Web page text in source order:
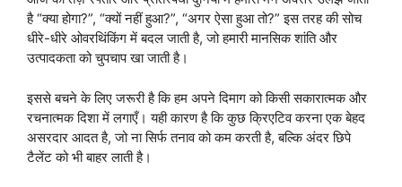
है “क्या होगा?”, “क्यों नहीं हुआ?”, “अगर ऐसा हुआ तो?” इस तरह की सोच
धीरे-धीरे ओवरथिंकिंग में बदल जाती है, जो हमारी मानसिक शांति और
उत्पादकता को चुपचाप खा जाती है।
इससे बचने के लिए जरूरी है कि हम अपने दिमाग को किसी सकारात्मक और
रचनात्मक दिशा में लगाएँ। यही कारण है कि कुछ क्रिएटिव करना एक बेहद
असरदार आदत है, जो ना सिर्फ तनाव को कम करती है, बल्कि अंदर छिपे
टैलेंट को भी बाहर लाती है।